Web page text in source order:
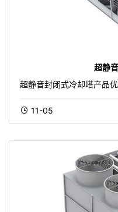
超静
超静音封闭式冷却塔产品
11-05